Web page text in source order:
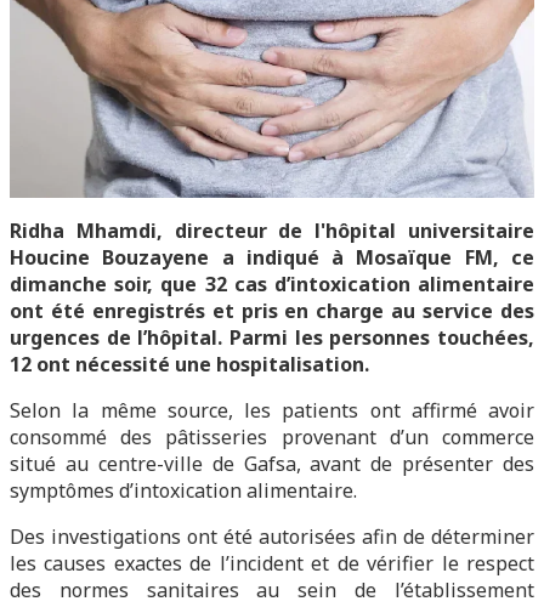
Ridha Mhamdi, directeur de l'hôpital universitaire
Houcine Bouzayene a indiqué à Mosaïque FM, ce
dimanche soir, que 32 cas d’intoxication alimentaire
ont été enregistrés et pris en charge au service des
urgences de l’hôpital. Parmi les personnes touchées,
12 ont nécessité une hospitalisation.
Selon la même source, les patients ont affirmé avoir
consommé des pâtisseries provenant d’un commerce
situé au centre-ville de Gafsa, avant de présenter des
symptômes d’intoxication alimentaire.
Des investigations ont été autorisées afin de déterminer
les causes exactes de l’incident et de vérifier le respect
des normes sanitaires au sein de l’établissement